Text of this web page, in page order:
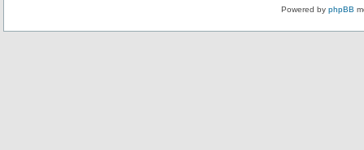
Powered by phpBB